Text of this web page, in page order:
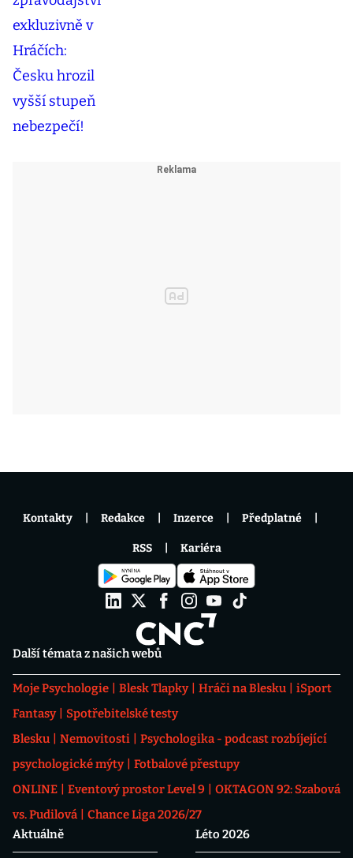
Další témata z našich webů
Moje Psychologie Blesk Tlapky Hráči na Blesku
iSport
Fantasy
Spotřebitelské testy
Blesku
Nemovitosti
Psychologika - podcast rozbíjející
psychologické mýty
Fotbalové přestupy
ONLINE
Eventový prostor Level 9
OKTAGON 92: Szabová
vs. Pudilová
Chance Liga 2026/27
Aktuálně
Léto 2026
Kontakty Redakce Inzerce Předplatné
RSS Kariéra